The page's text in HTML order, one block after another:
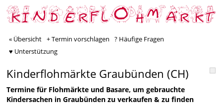
« Übersicht + Termin vorschlagen
? Häufige Fragen
♥ Unterstützung
Kinderflohmärkte Graubünden (CH)
Termine für Flohmärkte und Basare, um gebrauchte
Kindersachen in Graubünden zu verkaufen & zu finden